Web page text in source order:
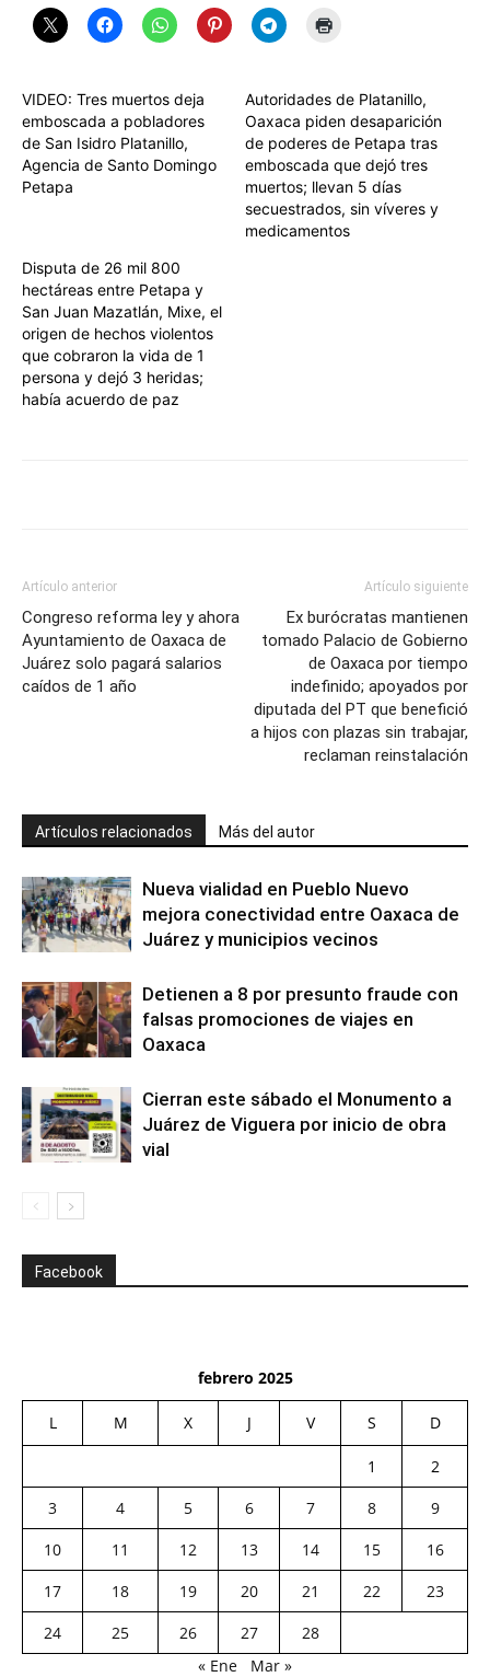
VIDEO: Tres muertos deja
emboscada a pobladores
de San Isidro Platanillo,
Agencia de Santo Domingo
Petapa
Autoridades de Platanillo,
Oaxaca piden desaparición
de poderes de Petapa tras
emboscada que dejó tres
muertos; llevan 5 días
secuestrados, sin víveres y
medicamentos
Disputa de 26 mil 800
hectáreas entre Petapa y
San Juan Mazatlán, Mixe, el
origen de hechos violentos
que cobraron la vida de 1
persona y dejó 3 heridas;
había acuerdo de paz
Artículo anterior
Congreso reforma ley y ahora
Ayuntamiento de Oaxaca de
Juárez solo pagará salarios
caídos de 1 año
Artículo siguiente
Ex burócratas mantienen
tomado Palacio de Gobierno
de Oaxaca por tiempo
indefinido; apoyados por
diputada del PT que benefició
a hijos con plazas sin trabajar,
reclaman reinstalación
Artículos relacionados Más del autor
Nueva vialidad en Pueblo Nuevo
mejora conectividad entre Oaxaca de
Juárez y municipios vecinos
Detienen a 8 por presunto fraude con
falsas promociones de viajes en
Oaxaca
Cierran este sábado el Monumento a
Juárez de Viguera por inicio de obra
vial
Facebook
febrero 2025
L M X J V S D
1
2
3
4 5 6 7 8
9
10
11 12 13 14 15
16
17
18 19 20 21 22
23
24
25 26 27
28
« Ene
Mar »